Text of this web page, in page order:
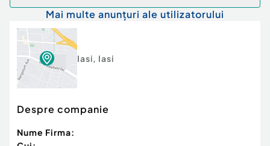
Mai multe anunțuri ale utilizatorului
Iasi, Iasi
Despre companie
Nume Firma: